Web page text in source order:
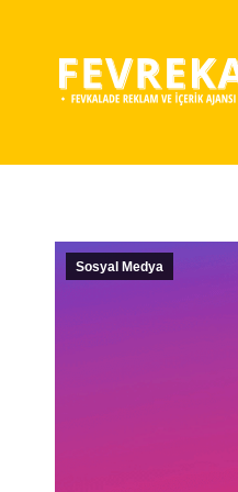
Sosyal Medya